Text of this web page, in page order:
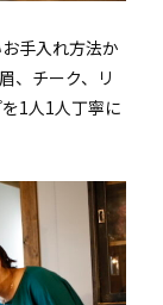
手入れ方法か
、チーク、リ
1人1人丁寧に